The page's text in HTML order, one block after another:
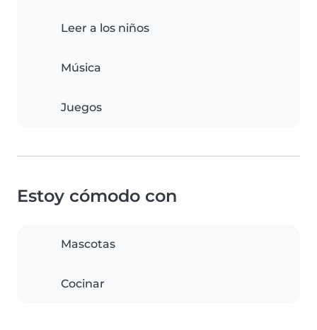
Leer a los niños
Música
Juegos
Estoy cómodo con
Mascotas
Cocinar